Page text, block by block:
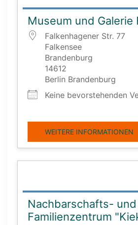
Museum und Galerie
Falkenhagener Str. 77
Falkensee
Brandenburg
14612
Berlin Brandenburg
Keine bevorstehenden
WEITERE INFORMATIONEN
Nachbarschafts- und
Familienzentrum